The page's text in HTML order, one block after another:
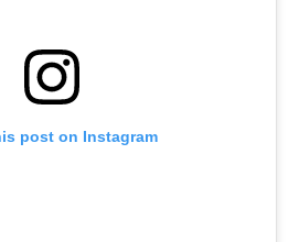
post on Instagram